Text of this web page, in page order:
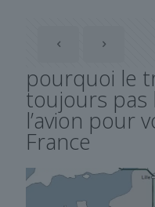
pourquoi le
toujours pas
l’avion pour
France